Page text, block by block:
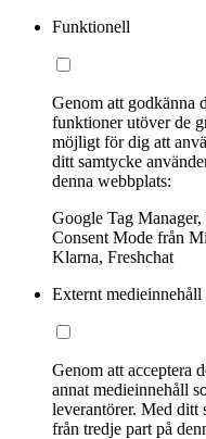
Funktionell
Genom att godkänna
funktioner utöver de
möjligt för dig att
ditt samtycke
denna webbplats:
Google Tag
Consent Mode från
Klarna, Freshchat
Externt medieinnehåll
Genom att acceptera
annat medieinnehåll
leverantörer. Med ditt
från tredje part på